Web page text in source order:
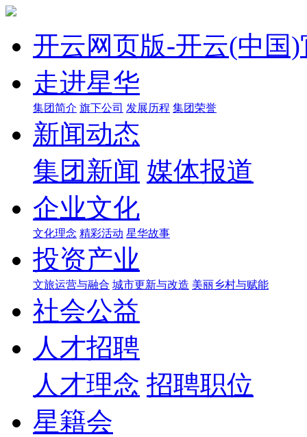
开云网页版-开云(中
走进星华
集团简介 旗下公司 发展历程 集团荣誉
新闻动态
集团新闻 媒体报道
企业文化
文化理念 精彩活动 星华故事
投资产业
文旅运营与融合 城市更新与改造 美丽乡村与赋能
社会公益
人才招聘
人才理念 招聘职位
星籍会